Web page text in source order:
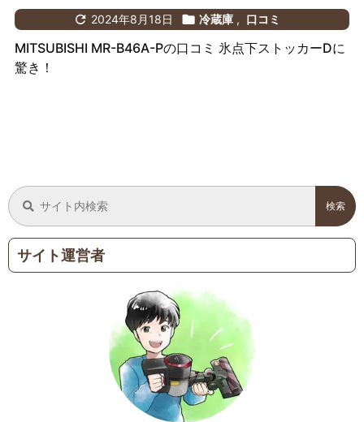
 2024年8月18日  冷蔵庫 , 口コミ
MITSUBISHI MR-B46A-Pの口コミ 氷点下ストッカーDに
驚き！
サイト運営者